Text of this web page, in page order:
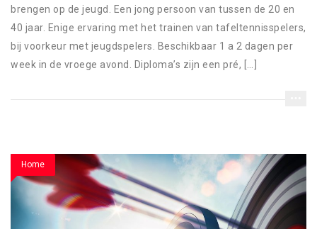
brengen op de jeugd. Een jong persoon van tussen de 20 en
40 jaar. Enige ervaring met het trainen van tafeltennisspelers,
bij voorkeur met jeugdspelers. Beschikbaar 1 a 2 dagen per
week in de vroege avond. Diploma’s zijn een pré, […]
Home